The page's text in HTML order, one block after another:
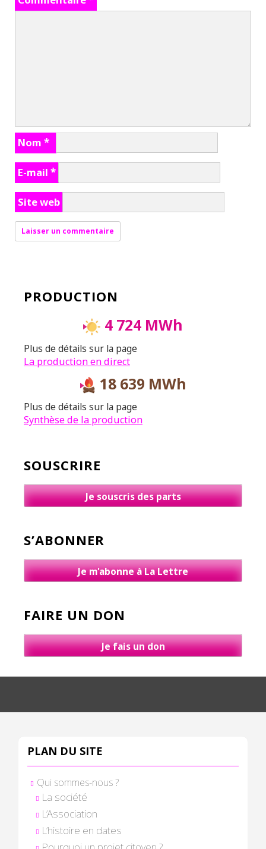
Nom *
E-mail *
Site web
PRODUCTION
4 724 MWh
Plus de détails sur la page
La production en direct
18 639 MWh
Plus de détails sur la page
Synthèse de la production
SOUSCRIRE
Je souscris des parts
S’ABONNER
Je m'abonne à La Lettre
FAIRE UN DON
Je fais un don
PLAN DU SITE
Qui sommes-nous ?
La société
L’Association
L’histoire en dates